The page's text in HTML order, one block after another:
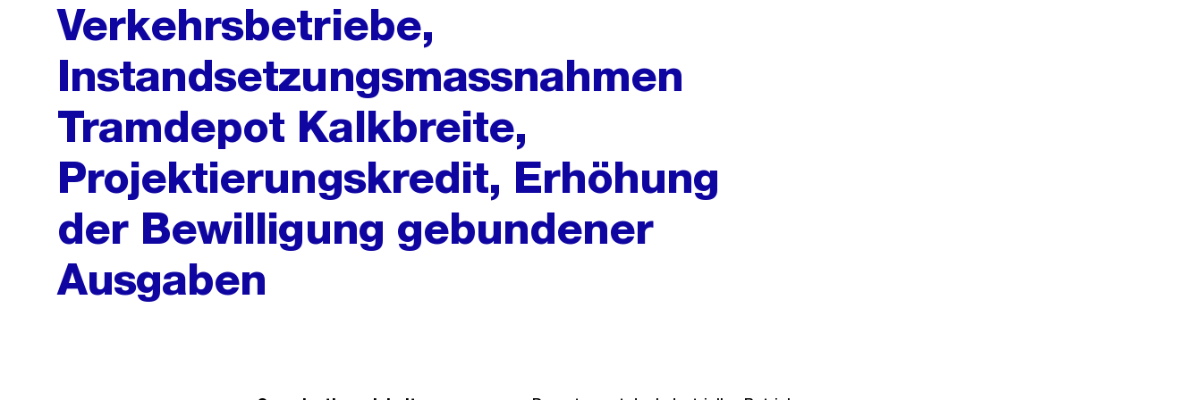
Verkehrsbetriebe,
Instandsetzungsmassnahmen
Tramdepot Kalkbreite,
Projektierungskredit, Erhöhung
der Bewilligung gebundener
Ausgaben